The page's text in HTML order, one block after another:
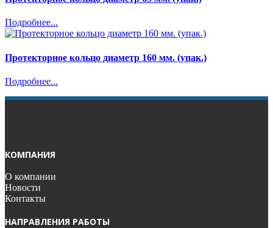
Подробнее...
Протекторное кольцо диаметр 160 мм. (упак.)
Подробнее...
КОМПАНИЯ
О компании
Новости
Контакты
НАПРАВЛЕНИЯ РАБОТЫ